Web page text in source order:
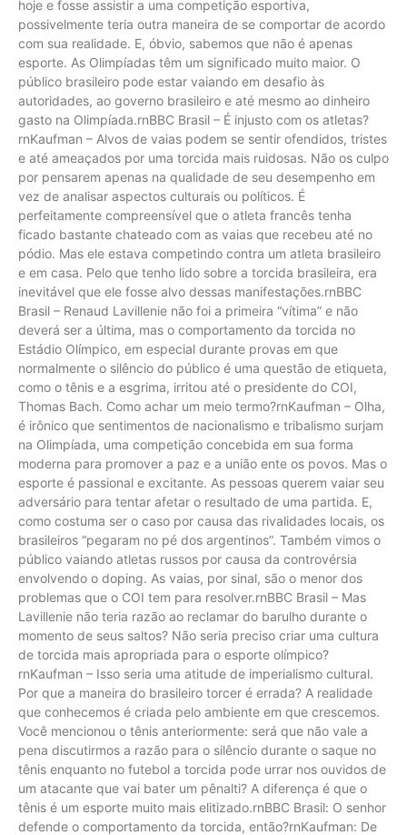
hoje e fosse assistir a uma competição esportiva,
possivelmente teria outra maneira de se comportar de acordo
com sua realidade. E, óbvio, sabemos que não é apenas
esporte. As Olimpíadas têm um significado muito maior. O
público brasileiro pode estar vaiando em desafio às
autoridades, ao governo brasileiro e até mesmo ao dinheiro
gasto na Olimpíada.rnBBC Brasil – É injusto com os atletas?
rnKaufman – Alvos de vaias podem se sentir ofendidos, tristes
e até ameaçados por uma torcida mais ruidosas. Não os culpo
por pensarem apenas na qualidade de seu desempenho em
vez de analisar aspectos culturais ou políticos. É
perfeitamente compreensível que o atleta francês tenha
ficado bastante chateado com as vaias que recebeu até no
pódio. Mas ele estava competindo contra um atleta brasileiro
e em casa. Pelo que tenho lido sobre a torcida brasileira, era
inevitável que ele fosse alvo dessas manifestações.rnBBC
Brasil – Renaud Lavillenie não foi a primeira “vítima” e não
deverá ser a última, mas o comportamento da torcida no
Estádio Olímpico, em especial durante provas em que
normalmente o silêncio do público é uma questão de etiqueta,
como o tênis e a esgrima, irritou até o presidente do COI,
Thomas Bach. Como achar um meio termo?rnKaufman – Olha,
é irônico que sentimentos de nacionalismo e tribalismo surjam
na Olimpíada, uma competição concebida em sua forma
moderna para promover a paz e a união ente os povos. Mas o
esporte é passional e excitante. As pessoas querem vaiar seu
adversário para tentar afetar o resultado de uma partida. E,
como costuma ser o caso por causa das rivalidades locais, os
brasileiros “pegaram no pé dos argentinos”. Também vimos o
público vaiando atletas russos por causa da controvérsia
envolvendo o doping. As vaias, por sinal, são o menor dos
problemas que o COI tem para resolver.rnBBC Brasil – Mas
Lavillenie não teria razão ao reclamar do barulho durante o
momento de seus saltos? Não seria preciso criar uma cultura
de torcida mais apropriada para o esporte olímpico?
rnKaufman – Isso seria uma atitude de imperialismo cultural.
Por que a maneira do brasileiro torcer é errada? A realidade
que conhecemos é criada pelo ambiente em que crescemos.
Você mencionou o tênis anteriormente: será que não vale a
pena discutirmos a razão para o silêncio durante o saque no
tênis enquanto no futebol a torcida pode urrar nos ouvidos de
um atacante que vai bater um pênalti? A diferença é que o
tênis é um esporte muito mais elitizado.rnBBC Brasil: O senhor
defende o comportamento da torcida, então?rnKaufman: De